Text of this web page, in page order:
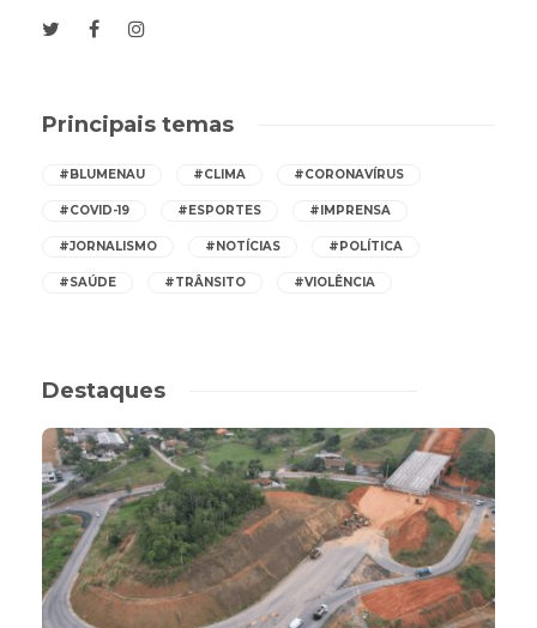
Principais temas
#BLUMENAU #CLIMA #CORONAVÍRUS
#COVID-19 #ESPORTES #IMPRENSA
#JORNALISMO #NOTÍCIAS #POLÍTICA
#SAÚDE #TRÂNSITO #VIOLÊNCIA
Destaques